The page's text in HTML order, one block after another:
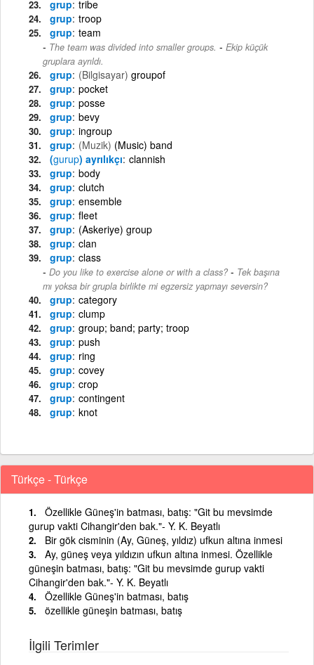
grup tribe
grup troop
grup team
The team was divided into smaller groups. - Ekip küçük
gruplara ayrıldı.
grup (Bilgisayar) groupof
grup pocket
grup posse
grup bevy
grup ingroup
grup (Muzik) (Music) band
(gurup) ayrılıkçı clannish
grup body
grup clutch
grup ensemble
grup fleet
grup (Askeriye) group
grup clan
grup class
Do you like to exercise alone or with a class? - Tek başına
mı yoksa bir grupla birlikte mi egzersiz yapmayı seversin?
grup category
grup clump
grup group; band; party; troop
grup push
grup ring
grup covey
grup crop
grup contingent
grup knot
Türkçe - Türkçe
Özellikle Güneş'in batması, batış: "Git bu mevsimde
gurup vakti Cihangir'den bak."- Y. K. Beyatlı
Bir gök cisminin (Ay, Güneş, yıldız) ufkun altına inmesi
Ay, güneş veya yıldızın ufkun altına inmesi. Özellikle
güneşin batması, batış: "Git bu mevsimde gurup vakti
Cihangir'den bak."- Y. K. Beyatlı
Özellikle Güneş'in batması, batış
özellikle güneşin batması, batış
İlgili Terimler